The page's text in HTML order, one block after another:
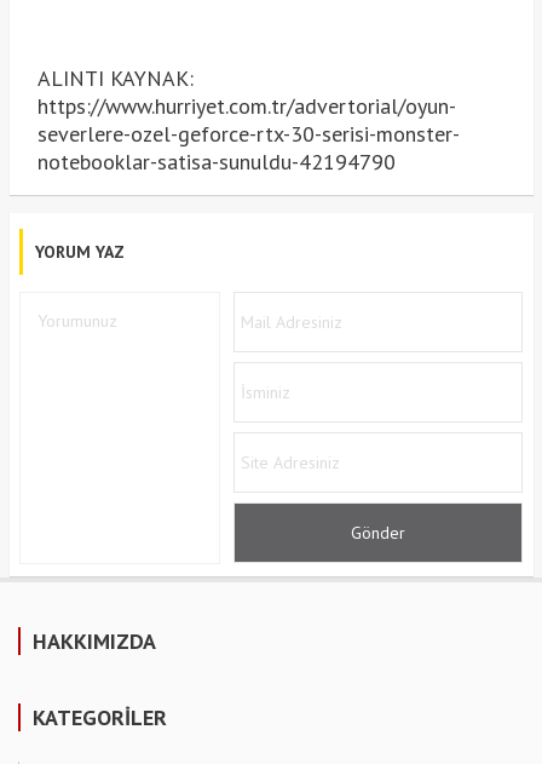
ALINTI KAYNAK:
https://www.hurriyet.com.tr/advertorial/oyun-
severlere-ozel-geforce-rtx-30-serisi-monster-
notebooklar-satisa-sunuldu-42194790
YORUM YAZ
HAKKIMIZDA
KATEGORİLER